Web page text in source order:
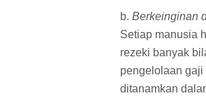
b. Berkeinginan
Setiap manusia
rezeki banyak
pengelolaan gaji
ditanamkan